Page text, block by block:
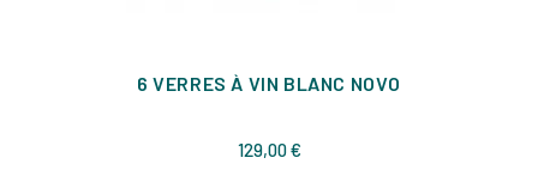
6 VERRES À VIN BLANC NOVO
129,00 €Prix